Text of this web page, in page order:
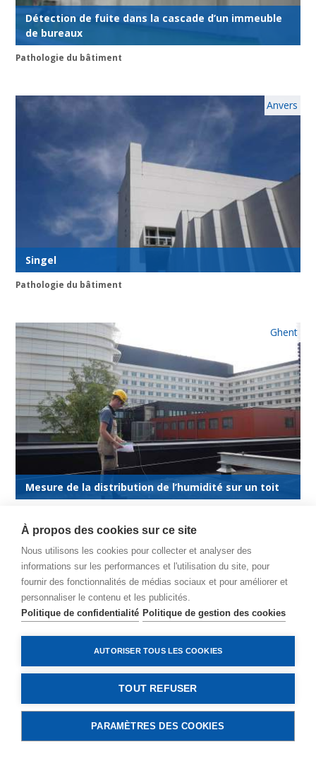
Détection de fuite dans la cascade d’un immeuble
de bureaux
Pathologie du bâtiment
Singel
Anvers
Pathologie du bâtiment
Mesure de la distribution de l’humidité sur un toit
Ghent
Enlever du carrelages sans rien casser
Techniques de réparationCONTACTEZ-NOUS
À propos des cookies sur ce site
Nous utilisons les cookies pour collecter et analyser des
informations sur les performances et l'utilisation du site, pour
fournir des fonctionnalités de médias sociaux et pour améliorer et
personnaliser le contenu et les publicités.
Politique de confidentialité Politique de gestion des cookies
AUTORISER TOUS LES COOKIES
TOUT REFUSER
PARAMÈTRES DES COOKIES